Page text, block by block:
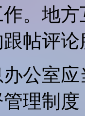
。地
帖评
公室
理制